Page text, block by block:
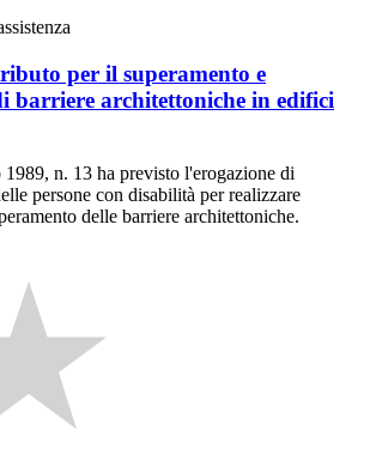
per il superamento e
barriere architettoniche in edifici
n. 13 ha previsto l'erogazione di
persone con disabilità per realizzare
delle barriere architettoniche.